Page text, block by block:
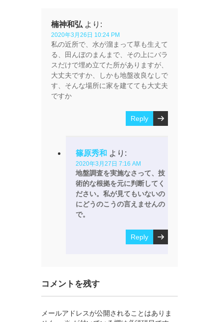
楠神和弘 より:
2020年3月26日 10:24 PM
私の近所で、水が溜まって草も生えて
る、田んぼのまんまで、その上にバラ
スだけで埋め立てた所がありますが、
大丈夫ですか、しかも地盤改良なしで
す、そんな場所に家を建てても大丈夫
ですか
Reply
篠原秀和 より:
2020年3月27日 7:16 AM
地盤調査を実施なさって、技
術的な根拠を元に判断してく
ださい。私が見てもいないの
にどうのこうの言えませんの
で。
Reply
コメントを残す
メールアドレスが公開されることはありま